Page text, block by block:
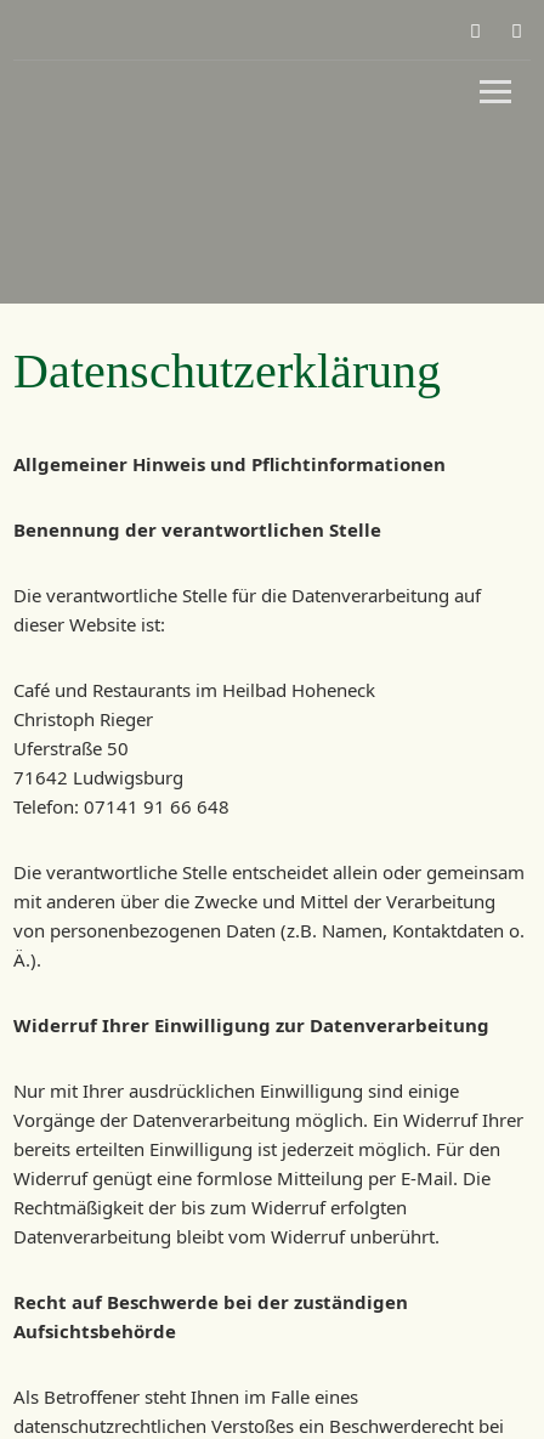
Datenschutzerklärung
Allgemeiner Hinweis und Pflichtinformationen
Benennung der verantwortlichen Stelle
Die verantwortliche Stelle für die Datenverarbeitung auf
dieser Website ist:
Café und Restaurants im Heilbad Hoheneck
Christoph Rieger
Uferstraße 50
71642 Ludwigsburg
Telefon: 07141 91 66 648
Die verantwortliche Stelle entscheidet allein oder gemeinsam
mit anderen über die Zwecke und Mittel der Verarbeitung
von personenbezogenen Daten (z.B. Namen, Kontaktdaten o.
Ä.).
Widerruf Ihrer Einwilligung zur Datenverarbeitung
Nur mit Ihrer ausdrücklichen Einwilligung sind einige
Vorgänge der Datenverarbeitung möglich. Ein Widerruf Ihrer
bereits erteilten Einwilligung ist jederzeit möglich. Für den
Widerruf genügt eine formlose Mitteilung per E-Mail. Die
Rechtmäßigkeit der bis zum Widerruf erfolgten
Datenverarbeitung bleibt vom Widerruf unberührt.
Recht auf Beschwerde bei der zuständigen
Aufsichtsbehörde
Als Betroffener steht Ihnen im Falle eines
datenschutzrechtlichen Verstoßes ein Beschwerderecht bei